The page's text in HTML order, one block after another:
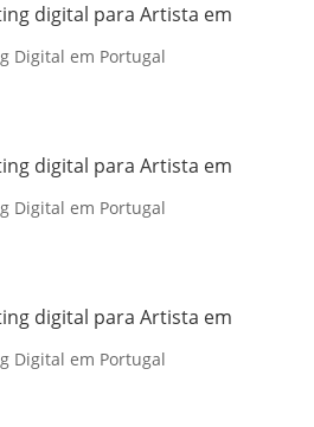
digital para Artista em
Digital em Portugal
digital para Artista em
Digital em Portugal
digital para Artista em
Digital em Portugal